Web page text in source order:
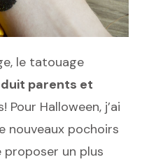
le tatouage
parents et
Pour Halloween, j’ai
nouveaux pochoirs
un plus